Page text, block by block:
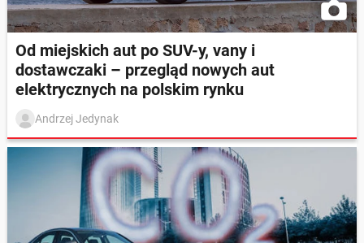
Od miejskich aut po SUV-y, vany i
dostawczaki – przegląd nowych aut
elektrycznych na polskim rynku
Andrzej Jedynak